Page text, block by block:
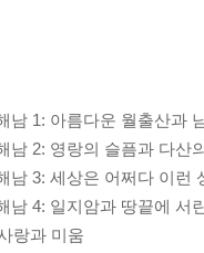
남 1: 아름다운 월출산과
남 2: 영랑의 슬픔과 다산
남 3: 세상은 어쩌다 이런
남 4: 일지암과 땅끝에 서
랑과 미움